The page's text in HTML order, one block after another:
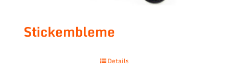
Stickembleme
Details